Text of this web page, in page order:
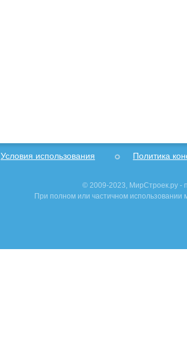
Условия использования Политика
© 2009-2023, МирСтроек.ру -
При полном или частичном использовании